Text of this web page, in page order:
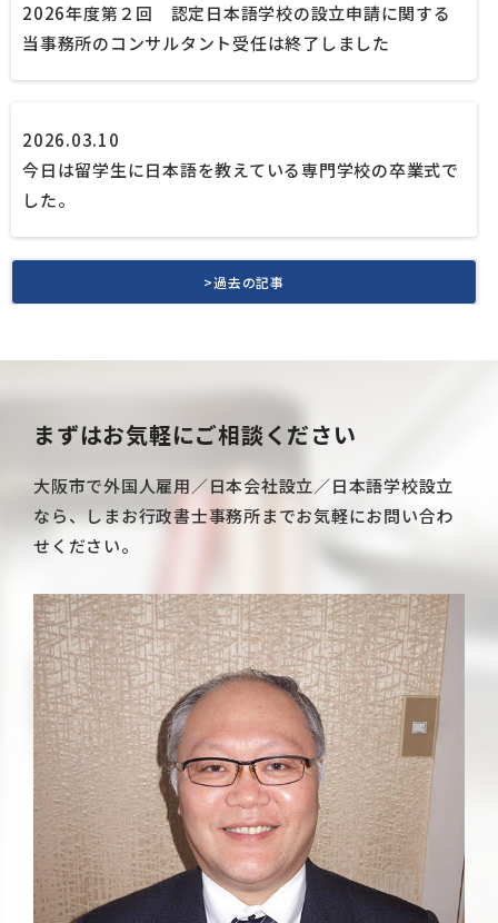
2026年度第２回 認定日本語学校の設立申請に関する
当事務所のコンサルタント受任は終了しました
2026.03.10
今日は留学生に日本語を教えている専門学校の卒業式で
した。
>過去の記事
まずはお気軽にご相談ください
大阪市で外国人雇用／日本会社設立／日本語学校設立
なら、しまお行政書士事務所までお気軽にお問い合わ
せください。